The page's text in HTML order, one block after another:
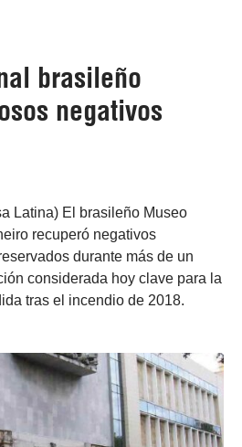
brasileño
negativos
Latina) El brasileño Museo
recuperó negativos
durante más de un
considerada hoy clave para la
tras el incendio de 2018.